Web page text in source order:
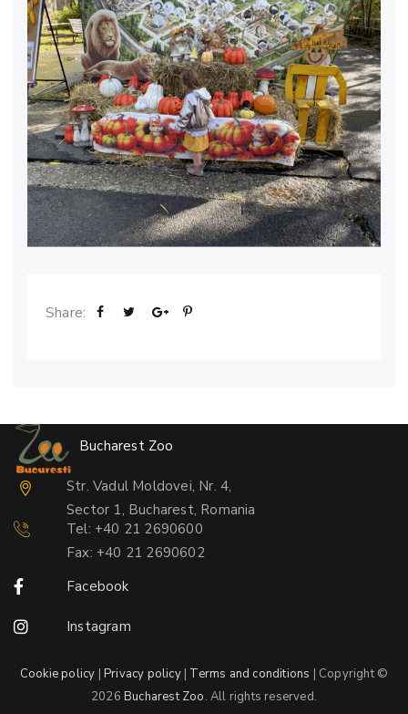
Share:
Bucharest Zoo
Str. Vadul Moldovei, Nr. 4,
Sector 1, Bucharest, Romania
Tel: +40 21 2690600
Fax: +40 21 2690602
Facebook
Instagram
Cookie policy | Privacy policy| Terms and conditions | Copyright ©
2026 Bucharest Zoo. All rights reserved.